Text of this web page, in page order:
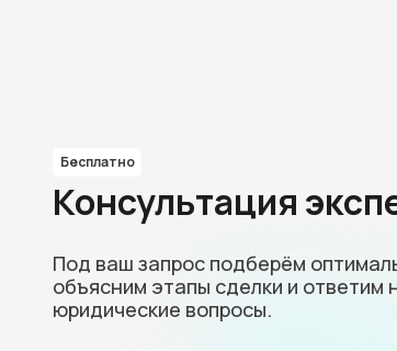
Бесплатно
Консультация
Под ваш запрос подберём
объясним этапы сделки и ответим
юридические вопросы.